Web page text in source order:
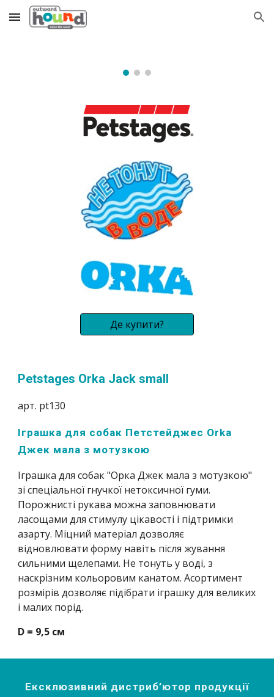
Skip to main content Skip to navigation
Де купити?
Petstages Orka Jack small
арт. pt130
Іграшка для собак Петстейджес Orka
Джек мала з мотузкою
Іграшка для собак "Oрка Джек мала з мотузкою"
зі спеціальної гнучкої нетоксичної гуми.
Порожнисті рукава можна заповнювати
ласощами для стимулу цікавості і підтримки
азарту. Міцний матеріал дозволяє
відновлювати форму навіть після жування
сильними щелепами. Не тонуть у воді, з
наскрізним кольоровим канатом. Асортимент
розмірів дозволяє підібрати іграшку для великих
і малих порід.
D = 9,5 см
Ексклюзивний дистриб’ютор продукції